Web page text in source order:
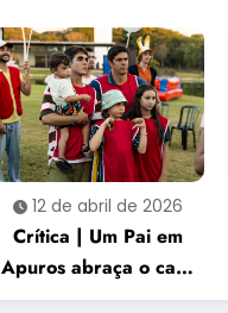
experiência de terror
sufocante e
perturbadora
12 de abril de 2026
Crítica | Um Pai em
Apuros abraça o caos
familiar e acerta no